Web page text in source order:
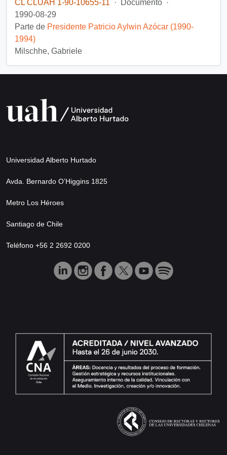
CL CLUAH 1-90-10655-11
· Documento ·
1990-08-29
Parte de Presidente Patricio Aylwin Azócar (1990-
1994)
Milschhe, Gabriele
Universidad Alberto Hurtado
Avda. Bernardo O’Higgins 1825
Metro Los Héroes
Santiago de Chile
Teléfono +56 2 2692 0200